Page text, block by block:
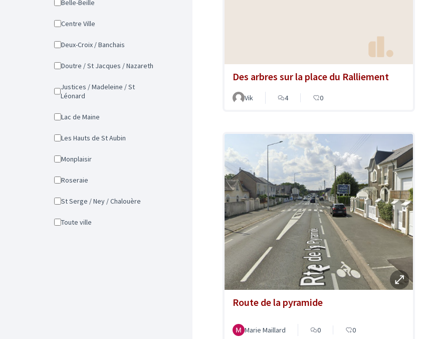
Belle-Beille
Centre Ville
Deux-Croix / Banchais
Doutre / St Jacques / Nazareth
Justices / Madeleine / St
Léonard
Lac de Maine
Les Hauts de St Aubin
Monplaisir
Roseraie
St Serge / Ney / Chalouère
Toute ville
Des arbres sur la place du Ralliement
Vik 4 0
Route de la pyramide
Marie Maillard 0 0